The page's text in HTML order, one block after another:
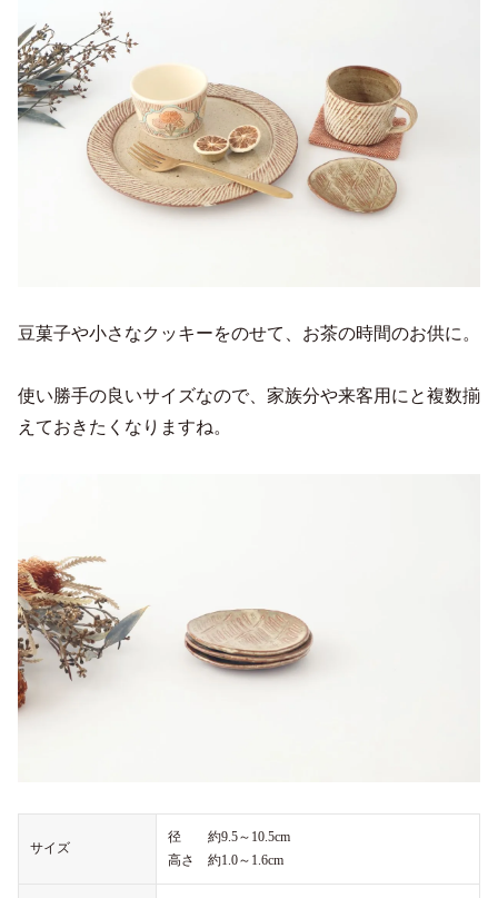
豆菓子や小さなクッキーをのせて、お茶の時間のお供に。
使い勝手の良いサイズなので、家族分や来客用にと複数揃
えておきたくなりますね。
サイズ
径 約9.5～10.5cm
高さ 約1.0～1.6cm